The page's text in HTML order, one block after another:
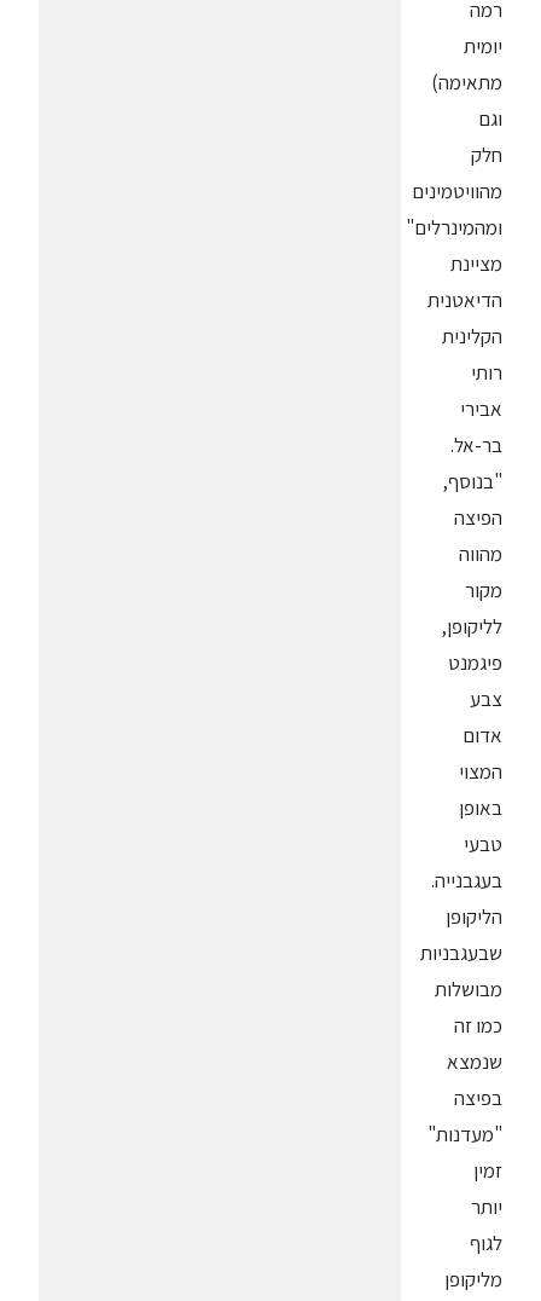
רמה
יומית
מתאימה)
וגם
חלק
מהוויטמינים
ומהמינרלים"
מציינת
הדיאטנית
הקלינית
רותי
אבירי
בר-אל.
"בנוסף,
הפיצה
מהווה
מקור
לליקופן,
פיגמנט
צבע
אדום
המצוי
באופן
טבעי
בעגבנייה.
הליקופן
שבעגבניות
מבושלות
כמו זה
שנמצא
בפיצה
"מעדנות"
זמין
יותר
לגוף
מליקופן